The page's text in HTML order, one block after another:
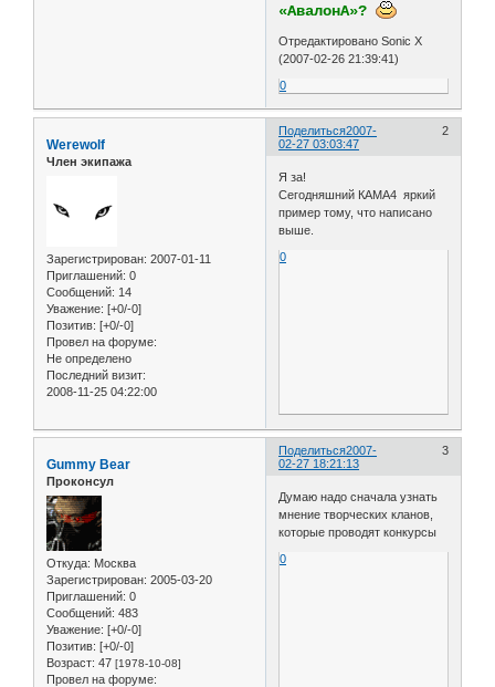
«АвалонА»?
Отредактировано Sonic X
(2007-02-26 21:39:41)
0
Поделиться 2
2007-
02-27 03:03:47
Werewolf
Член экипажа
Зарегистрирован: 2007-01-11
Приглашений: 0
Сообщений: 14
Уважение: [+0/-0]
Позитив: [+0/-0]
Провел на форуме:
Не определено
Последний визит:
2008-11-25 04:22:00
Я за!
Сегодняшний КАМА4 яркий
пример тому, что написано
выше.
0
Поделиться 3
2007-
02-27 18:21:13
Gummy Bear
Проконсул
Откуда: Москва
Зарегистрирован: 2005-03-20
Приглашений: 0
Сообщений: 483
Уважение: [+0/-0]
Позитив: [+0/-0]
Возраст: 47 [1978-10-08]
Провел на форуме:
Думаю надо сначала узнать
мнение творческих кланов,
которые проводят конкурсы
0